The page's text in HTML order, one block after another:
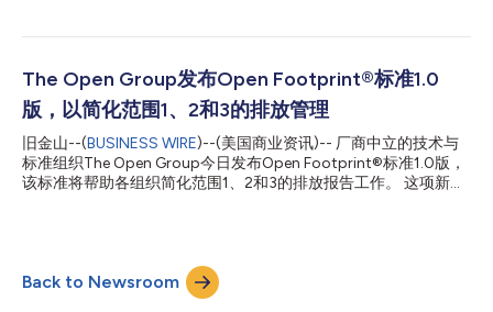
Advanced Nuclear™ Consortium（IANC）牵头编制的白皮书，
工业终端用户主导的组织，IANC 在白皮书中阐述了小型模块化反
应堆（SMR）和微型模块化反应堆（MMR）直接融入工业生产运营
的实际应用场景，重点聚焦于多个最难实现脱碳的行业领域，包
括： 海上能源行业 炼油与石化行业 采矿业 高耗能制造业 该白皮书
由行业领先的工业终端用户共同编制，全面梳理了相关行业面临的
运营需求、能源需求及现实约束，为这些领域提供了统一而清晰的
行业视角。白皮书强调，先进核能的价值不仅限于传统发电，更可
The Open Group发布Open Footprint®标准1.0
版，以简化范围1、2和3的排放管理
旧金山--(BUSINESS WIRE)--(美国商业资讯)-- 厂商中立的技术与
标准组织The Open Group今日发布Open Footprint®标准1.0版，
该标准将帮助各组织简化范围1、2和3的排放报告工作。 这项新标
Steve Nunn表示：“目前迫切需要简化排放数据管理，并减少在供
应链内捕获数据、执行数据转换以及向各监管机构报告所需的人工
工作量。Open Footprint标准消除了摩擦并降低了成本，有助于各
Back to Newsroom